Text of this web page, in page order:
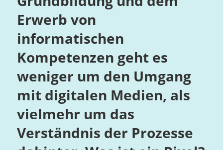
Erwerb von
informatischen
Kompetenzen geht es
weniger um den Umgang
mit digitalen Medien, als
vielmehr um das
Verständnis der Prozesse